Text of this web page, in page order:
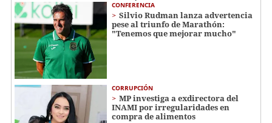
CONFERENCIA
Silvio Rudman lanza advertencia
pese al triunfo de Marathón:
"Tenemos que mejorar mucho"
CORRUPCIÓN
MP investiga a exdirectora del
INAMI por irregularidades en
compra de alimentos